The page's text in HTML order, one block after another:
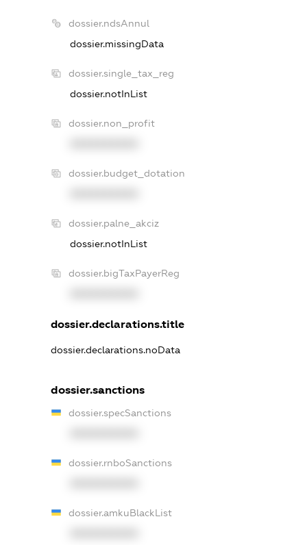
dossier.ndsAnnul
dossier.missingData
dossier.single_tax_reg
dossier.notInList
dossier.non_profit
dossier.budget_dotation
dossier.palne_akciz
dossier.notInList
dossier.bigTaxPayerReg
dossier.declarations.title
dossier.declarations.noData
dossier.sanctions
dossier.specSanctions
dossier.rnboSanctions
dossier.amkuBlackList